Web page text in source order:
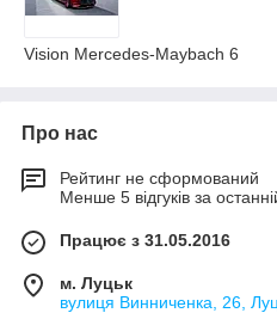
Vision Mercedes-Maybach 6
Про нас
Рейтинг не сформований
Менше 5 відгуків за
Працює з 31.05.2016
м. Луцьк
вулиця Винниченка, 26,